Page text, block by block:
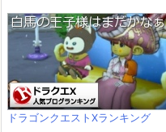
ドラゴンクエストXランキング